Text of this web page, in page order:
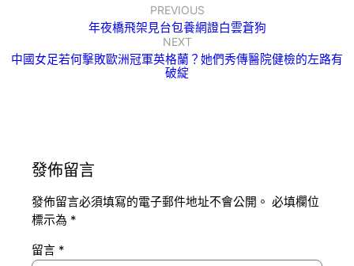
PREVIOUS
年夜橋飛架見台包養網證白雲蒼狗
NEXT
中國女足若何擊敗歐洲冠軍英格蘭？她們秀傳醫院健檢的左路有
破綻
發佈留言
發佈留言必須填寫的電子郵件地址不會公開。 必填欄位
標示為 *
留言 *